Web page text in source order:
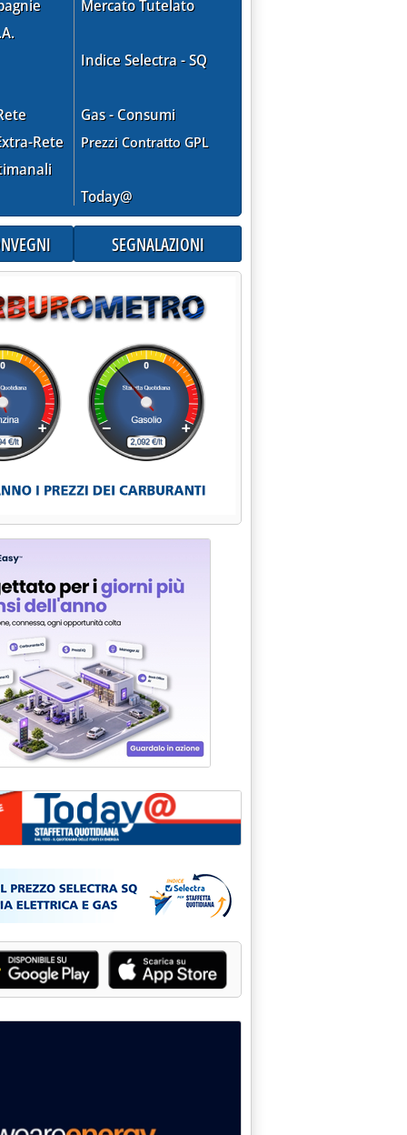
. '
2004 alle 15.25.
TOCCA ALL'ENEL'
2004 alle 15.25.
AUDIZIONE TESAURO'
AUDIZIONE AISCAT'
alle 15.26.
2004 alle 15.25.
Rete
Mercato Tutelato
Indice Selectra - SQ
Gas - Consumi
Prezzi Contratto GPL
Today@
SEGNALAZIONI